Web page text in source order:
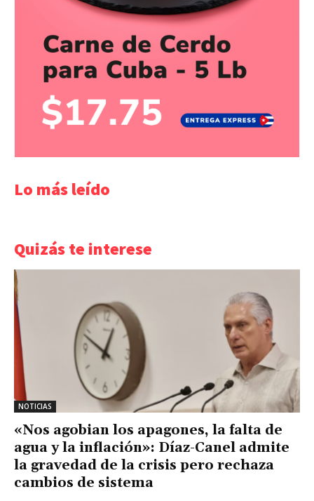
Lo más leído
Quizás te interese
NOTICIAS
«Nos agobian los apagones, la falta de
agua y la inflación»: Díaz-Canel admite
la gravedad de la crisis pero rechaza
cambios de sistema